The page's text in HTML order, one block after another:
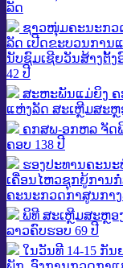
ລັດ
ຊາວໜຸ່ມຄະນະກວ
ລັດ ເປີດຂະບວນການ
ນັບຊົມເຊີຍວັນສ້າງຕັ້
42 ປີ
ສະຫະພັນແມ່ຍິງ ຄ
ແຫ່ງລັດ ສະເຫຼີມສະຫຼ
ຄກສພ-ອກຫລ ຈັດ
ຄອບ 138 ປີ
ຮອງ​ປະ​ທານ​ຄະ​ນ
ເຄື່ອນໄຫວຊຸກຍູ້ການ
ຄະນະກວດກາສູນກາ
ພິທີ ສະເຫຼີມສະຫຼອ
ລາວຄົບຮອບ 69 ປີ
ໃນວັນທີ 14-15 ກັ